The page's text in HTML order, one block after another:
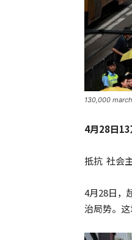
130,000
4月28日13
抵抗 社会
4月28日，
治局势。